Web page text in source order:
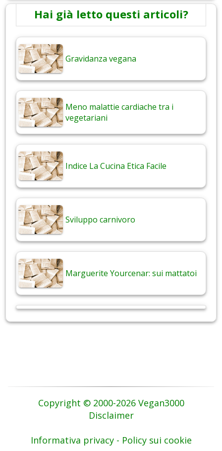
Hai già letto questi articoli?
Gravidanza vegana
Meno malattie cardiache tra i
vegetariani
Indice La Cucina Etica Facile
Sviluppo carnivoro
Marguerite Yourcenar: sui mattatoi
Copyright © 2000-2026 Vegan3000
Disclaimer
Informativa privacy - Policy sui cookie